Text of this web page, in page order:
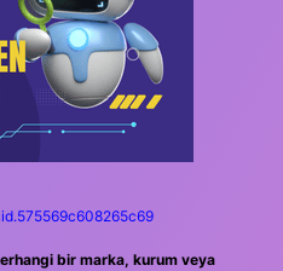
bir marka, kurum veya